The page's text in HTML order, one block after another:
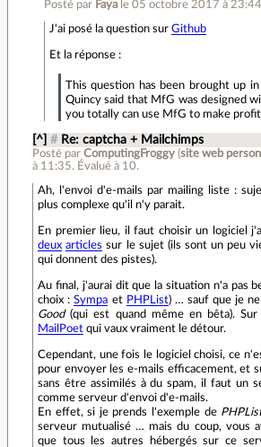
Posté par Faya le 05 octobre 2017 à 23:44
J'ai posé la question sur Github
Et la réponse :
This question has been brought up
Quincy said that MfG was designed
you totally can use MfG to make
[^] # Re: captcha + Mailchimps
Posté parComputingFroggy (site web
à 11:35. Évalué à 10.
Ah, l'envoi d'e-mails par mailing liste :
plus complexe qu'il n'y parait.
En premier lieu, il faut choisir un logiciel
deux articles sur le sujet (ils sont un peu
qui donnent des pistes).
Au final, j'aurai dit que la situation n'a pas
choix :Sympa et PHPList) … sauf que je ne
Good(qui est quand même en bêta). Sur
MailPoet qui vaux vraiment le détour.
Cependant, une fois le logiciel choisi, ce
pour envoyer les e-mails efficacement, et
sans être assimilés à du spam, il faut un
comme serveur d'envoi d'e-mails.
En effet, si je prends l'exemple de
serveur mutualisé … mais du coup, vous
que tous les autres hébergés sur ce